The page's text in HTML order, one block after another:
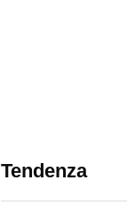
Tendenza